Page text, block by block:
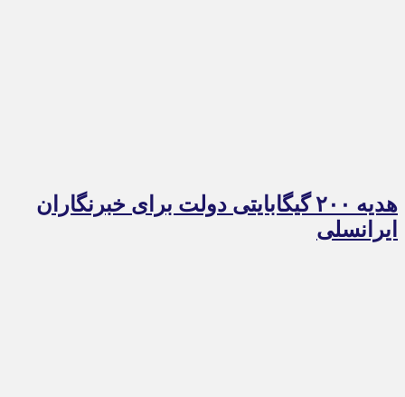
هدیه ۲۰۰ گیگابایتی دولت برای خبرنگاران
ایرانسلی